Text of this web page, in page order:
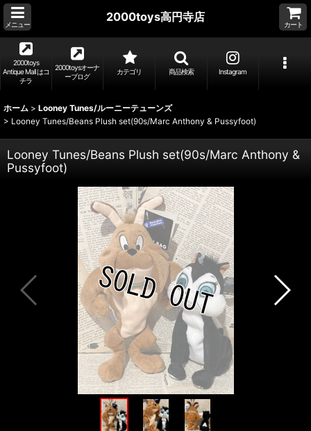
メニュー
2000toys高円寺店
カート
2000toys
Antique Mall はコ
チラ
2000toysオーナ
ーブログ
カテゴリ 商品検索 Instagram
ホーム > Looney Tunes/ルーニーテューンズ
> Looney Tunes/Beans Plush set(90s/Marc Anthony & Pussyfoot)
Looney Tunes/Beans Plush set(90s/Marc Anthony &
Pussyfoot)